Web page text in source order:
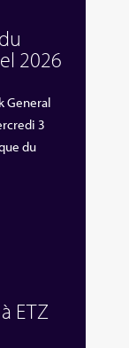
2026
General
3
du
ETZ